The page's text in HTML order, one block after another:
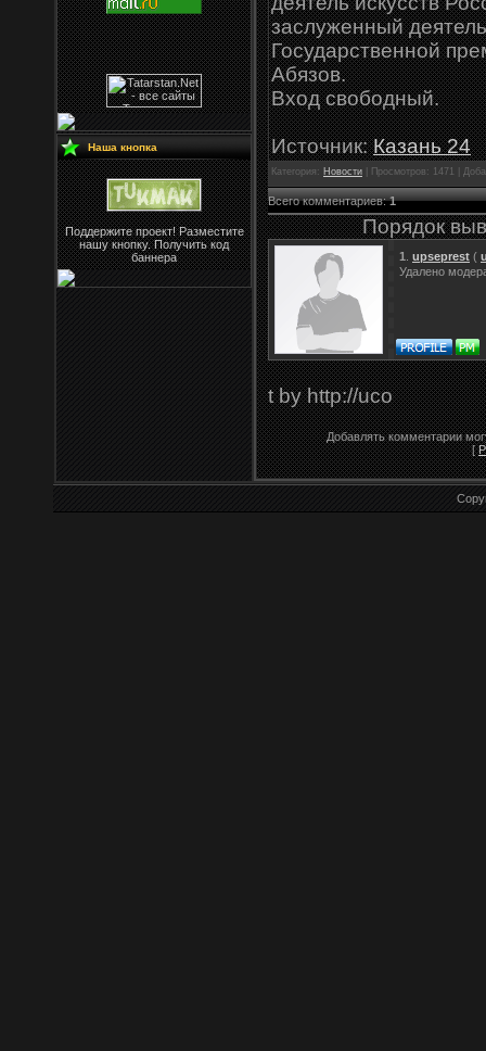
Наша кнопка
Поддержите проект! Разместите
нашу кнопку. Получить код
баннера
заслуженный
Государственной
Абязов.
Вход свободный.
Источник:Казань 24
Категория: Новости | Просмотров: 1471 |
Всего комментариев:1
Порядок
1 upseprest (
Удалено
t by http://uco
Добавлять комментарии
[